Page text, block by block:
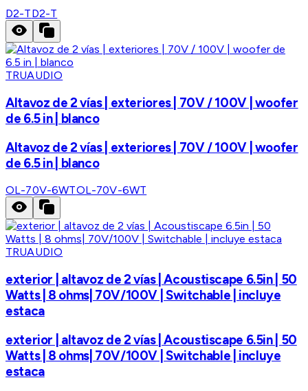
D2-TD2-T
TRUAUDIO
Altavoz de 2 vías | exteriores | 70V / 100V | woofer
de 6.5 in | blanco
Altavoz de 2 vías | exteriores | 70V / 100V | woofer
de 6.5 in | blanco
OL-70V-6WTOL-70V-6WT
TRUAUDIO
exterior | altavoz de 2 vías | Acoustiscape 6.5in | 50
Watts | 8 ohms| 70V/100V | Switchable | incluye
estaca
exterior | altavoz de 2 vías | Acoustiscape 6.5in | 50
Watts | 8 ohms| 70V/100V | Switchable | incluye
estaca